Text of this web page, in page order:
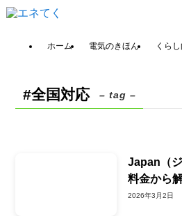
ホーム 電気のきほん くら
#全国対応 – tag –
Japan（
料金から
2026年3月2日